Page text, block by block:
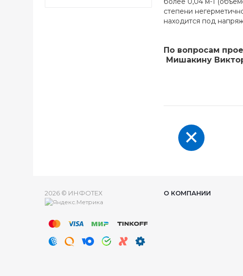
степени
находится под
По вопросам
Мишакину
2026 © ИНФОТЕХ О КОМПАНИИ